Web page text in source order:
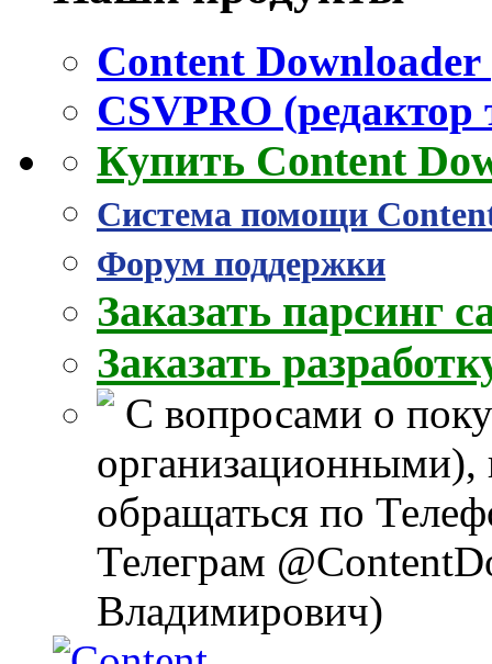
Content Downloader
CSVPRO (редактор
Купить Content
Система помощи
Форум поддержки
Заказать парсинг
Заказать
С вопросами о
обращаться по
Телеграм
Владимирович)